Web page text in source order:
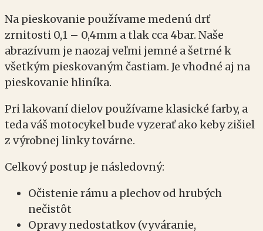
Na pieskovanie používame medenú drť
zrnitosti 0,1 – 0,4mm a tlak cca 4bar. Naše
abrazívum je naozaj veľmi jemné a šetrné k
všetkým pieskovaným častiam. Je vhodné aj na
pieskovanie hliníka.
Pri lakovaní dielov používame klasické farby, a
teda váš motocykel bude vyzerať ako keby zišiel
z výrobnej linky továrne.
Celkový postup je následovný:
Očistenie rámu a plechov od hrubých
nečistôt
Opravy nedostatkov (vyváranie,